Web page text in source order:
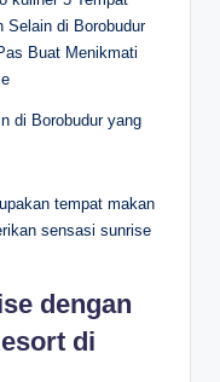
tempat makan
sensasi sunrise
dengan
di